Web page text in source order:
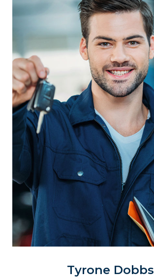
Tyrone Dobbs